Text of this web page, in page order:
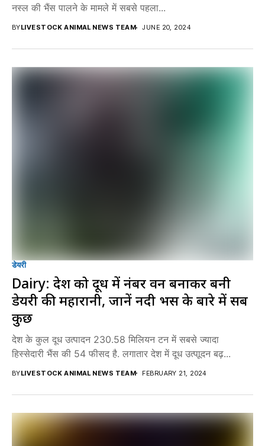
नस्ल की भैंस पालने के मामले में सबसे पहला...
BYLIVESTOCK ANIMAL NEWS TEAM JUNE 20, 2024
डेयरी
Dairy: देश को दूध में नंबर वन बनाकर बनी
डेयरी की महारानी, जानें नदी भैंस के बारे में सब
कुछ
देश के कुल दूध उत्पादन 230.58 मिलियन टन में सबसे ज्यादा
हिस्सेदारी भैंस की 54 फीसद है. लगातार देश में दूध उत्पाूदन बढ़...
BYLIVESTOCK ANIMAL NEWS TEAM FEBRUARY 21, 2024